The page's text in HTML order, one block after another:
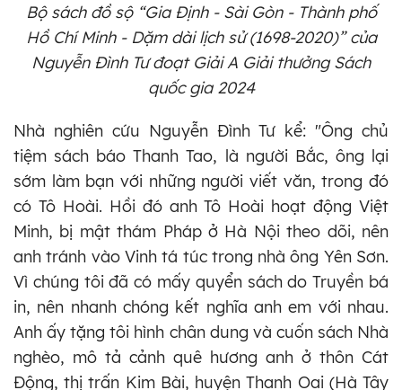
Bộ sách đồ sộ “Gia Định - Sài Gòn - Thành phố
Hồ Chí Minh - Dặm dài lịch sử (1698-2020)” của
Nguyễn Đình Tư đoạt Giải A Giải thưởng Sách
quốc gia 2024
Nhà nghiên cứu Nguyễn Đình Tư kể: "Ông chủ
tiệm sách báo Thanh Tao, là người Bắc, ông lại
sớm làm bạn với những người viết văn, trong đó
có Tô Hoài. Hồi đó anh Tô Hoài hoạt động Việt
Minh, bị mật thám Pháp ở Hà Nội theo dõi, nên
anh tránh vào Vinh tá túc trong nhà ông Yên Sơn.
Vì chúng tôi đã có mấy quyển sách do Truyền bá
in, nên nhanh chóng kết nghĩa anh em với nhau.
Anh ấy tặng tôi hình chân dung và cuốn sách Nhà
nghèo, mô tả cảnh quê hương anh ở thôn Cát
Động, thị trấn Kim Bài, huyện Thanh Oai (Hà Tây